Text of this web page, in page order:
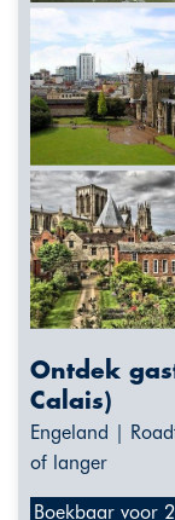
Ontdek
Calais)
Engeland |
of langer
Boekbaar voor